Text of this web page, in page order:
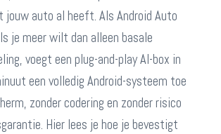
jouw auto al heeft. Als Android Auto
je meer wilt dan alleen basale
voegt een plug-and-play AI-box in
een volledig Android-systeem toe
zonder codering en zonder risico
Hier lees je hoe je bevestigt